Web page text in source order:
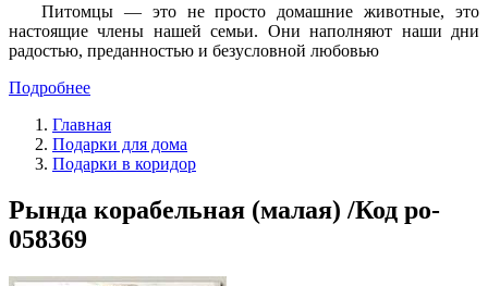
Питомцы — это не просто домашние животные, это
настоящие члены нашей семьи. Они наполняют наши дни
радостью, преданностью и безусловной любовью
Подробнее
Главная
Подарки для дома
Подарки в коридор
Рында корабельная (малая) /Код po-
058369